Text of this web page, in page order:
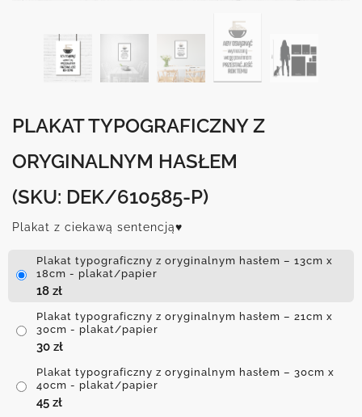
PLAKAT TYPOGRAFICZNY Z
ORYGINALNYM HASŁEM
(SKU: DEK/610585-P)
Plakat z ciekawą sentencją♥
Plakat typograficzny z oryginalnym hasłem – 13cm x
18cm - plakat/papier
18 zł
Plakat typograficzny z oryginalnym hasłem – 21cm x
30cm - plakat/papier
30 zł
Plakat typograficzny z oryginalnym hasłem – 30cm x
40cm - plakat/papier
45 zł